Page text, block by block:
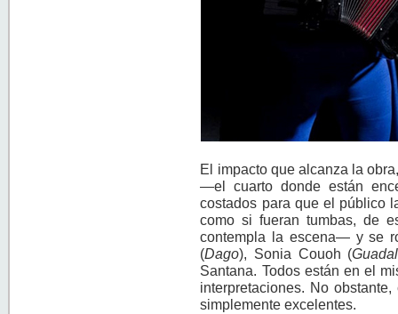
El impacto que alcanza la
—el cuarto donde están
costados para que el público
como si fueran tumbas, de
contempla la escena— y se
(Dago), Sonia Couoh (
Santana. Todos están en el
interpretaciones. No
simplemente excelentes.